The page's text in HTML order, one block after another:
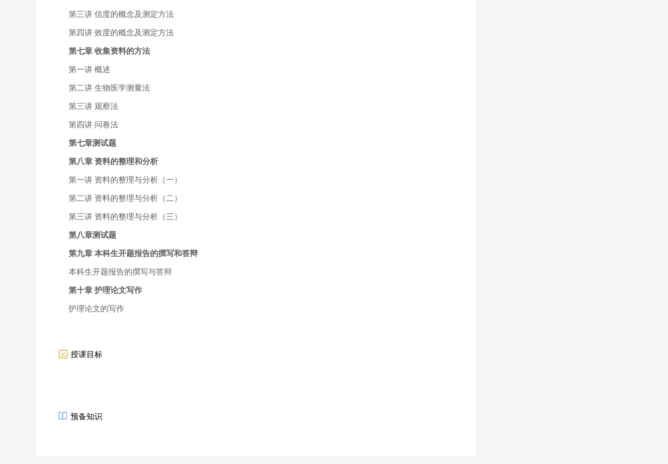
第三讲 信度的概念及测定方法
第四讲 效度的概念及测定方法
第七章 收集资料的方法
第一讲 概述
第二讲 生物医学测量法
第三讲 观察法
第四讲 问卷法
第七章测试题
第八章 资料的整理和分析
第一讲 资料的整理与分析（一）
第二讲 资料的整理与分析（二）
第三讲 资料的整理与分析（三）
第八章测试题
第九章 本科生开题报告的撰写和答辩
本科生开题报告的撰写与答辩
第十章 护理论文写作
护理论文的写作
授课目标
预备知识